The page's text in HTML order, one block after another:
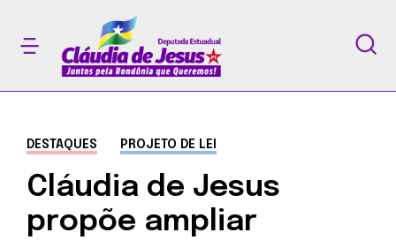
DESTAQUES PROJETO DE LEI
Cláudia de Jesus
propõe ampliar